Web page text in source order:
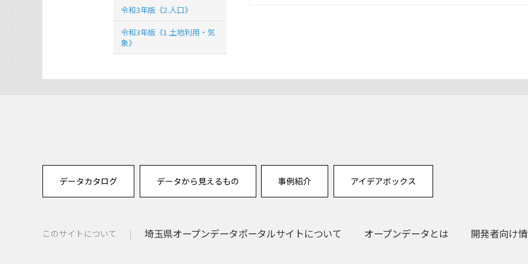
令和3年版《2.人口》
令和3年版《1.土地利用・気
象》
データカタログ データから見えるもの 事例紹介 アイデアボックス
このサイトについて 埼玉県オープンデータポータルサイトについて オープンデータとは 開発者向け